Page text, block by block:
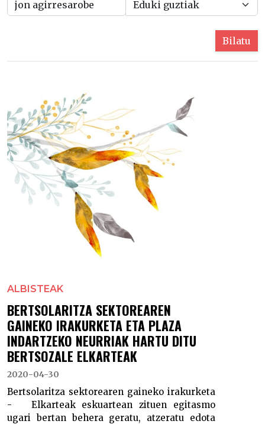
Bilatu
ALBISTEAK
BERTSOLARITZA SEKTOREAREN
GAINEKO IRAKURKETA ETA PLAZA
INDARTZEKO NEURRIAK HARTU DITU
BERTSOZALE ELKARTEAK
2020-04-30
Bertsolaritza sektorearen gaineko irakurketa
- Elkarteak eskuartean zituen egitasmo
ugari bertan behera geratu, atzeratu edota